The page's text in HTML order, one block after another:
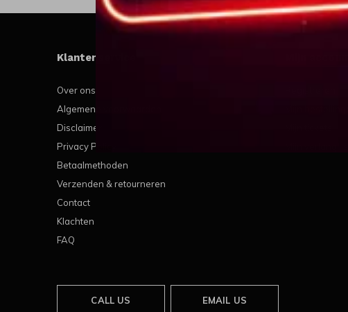
Klantenservice
Over ons
Algemene voorwaarden
Disclaimer
Privacy Policy
Betaalmethoden
Verzenden & retourneren
Contact
Klachten
FAQ
CALL US EMAIL US